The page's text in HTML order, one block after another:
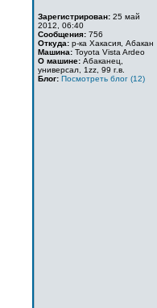
Зарегистрирован: 25 май
2012, 06:40
Сообщения: 756
Откуда: р-ка Хакасия, Абакан
Машина: Toyota Vista Ardeo
О машине: Абаканец,
универсал, 1zz, 99 г.в.
Блог: Посмотреть блог (12)